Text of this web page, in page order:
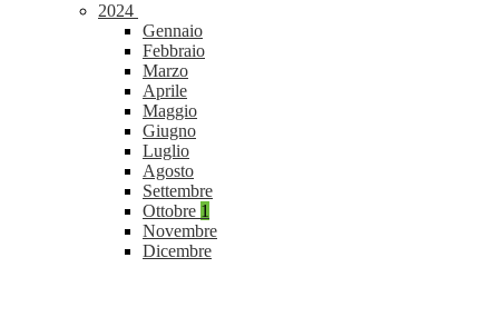
2024
Gennaio
Febbraio
Marzo
Aprile
Maggio
Giugno
Luglio
Agosto
Settembre
Ottobre 1
Novembre
Dicembre